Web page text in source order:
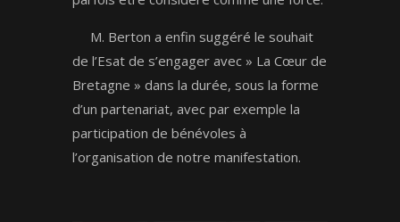
M. Berton a enfin suggéré le souhait
de l’Esat de s’engager avec » La Cœur de
Bretagne » dans la durée, sous la forme
d’un partenariat, avec par exemple la
participation de bénévoles à
l’organisation de notre manifestation.